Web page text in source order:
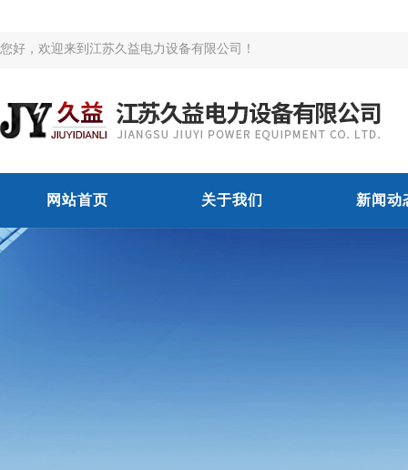
您好，欢迎来到江苏久益电力设备有限公司！
网站首页 关于我们 新闻动